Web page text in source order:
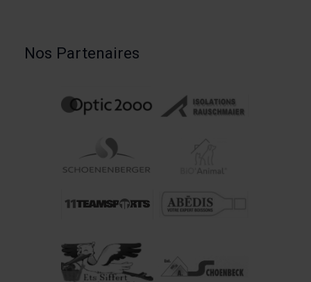
Nos Partenaires